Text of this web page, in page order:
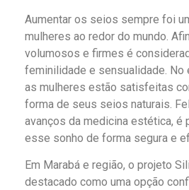
Aumentar os seios sempre foi
mulheres ao redor do mundo.
volumosos e firmes é
feminilidade e sensualidade. No
as mulheres estão satisfeitas
forma de seus seios naturais.
avanços da medicina estética, é
esse sonho de forma segura e
Em Marabá e região, o projeto
destacado como uma opção